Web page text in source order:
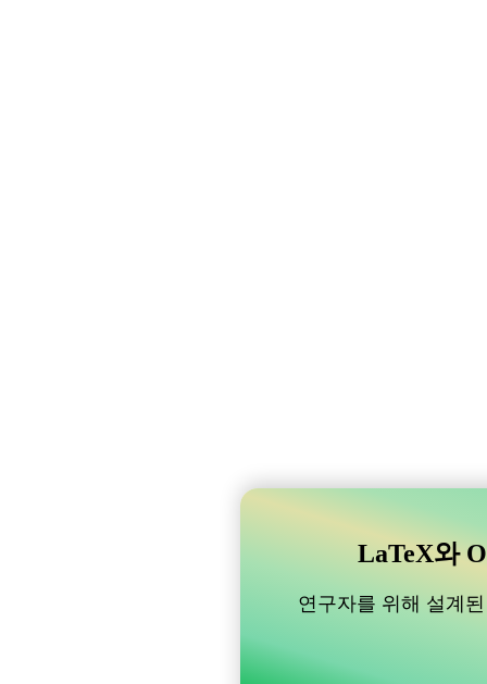
LaTeX와
연구자를 위해 설계